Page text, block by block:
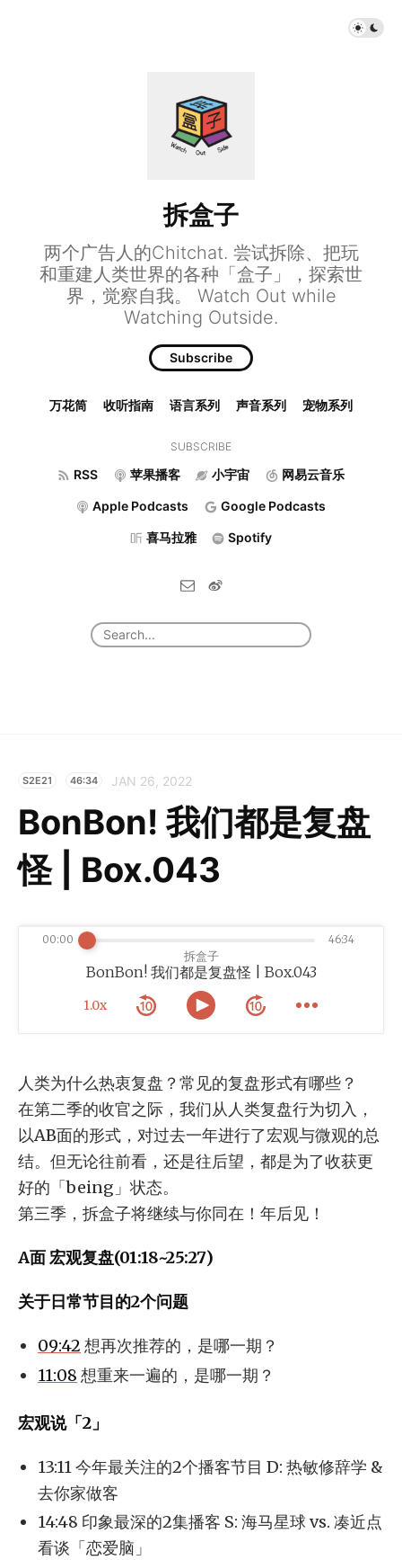
拆盒子
两个广告人的Chitchat. 尝试拆除、把玩
和重建人类世界的各种「盒子」，探索世
界，觉察自我。 Watch Out while
Watching Outside.
Subscribe
万花筒 收听指南 语言系列 声音系列 宠物系列
SUBSCRIBE
RSS 苹果播客 小宇宙 网易云音乐
Apple Podcasts Google Podcasts
喜马拉雅 Spotify
S2E21 46:34 JAN 26, 2022
BonBon! 我们都是复盘
怪 | Box.043
拆盒子
BonBon! 我们都是复盘怪 | Box.043
1.0x
00:00 46:34
人类为什么热衷复盘？常见的复盘形式有哪些？
在第二季的收官之际，我们从人类复盘行为切入，
以AB面的形式，对过去一年进行了宏观与微观的总
结。但无论往前看，还是往后望，都是为了收获更
好的「being」状态。
第三季，拆盒子将继续与你同在！年后见！
A面 宏观复盘(01:18~25:27)
关于日常节目的2个问题
09:42 想再次推荐的，是哪一期？
11:08 想重来一遍的，是哪一期？
宏观说「2」
13:11 今年最关注的2个播客节目 D: 热敏修辞学 &
去你家做客
14:48 印象最深的2集播客 S: 海马星球 vs. 凑近点
看谈「恋爱脑」